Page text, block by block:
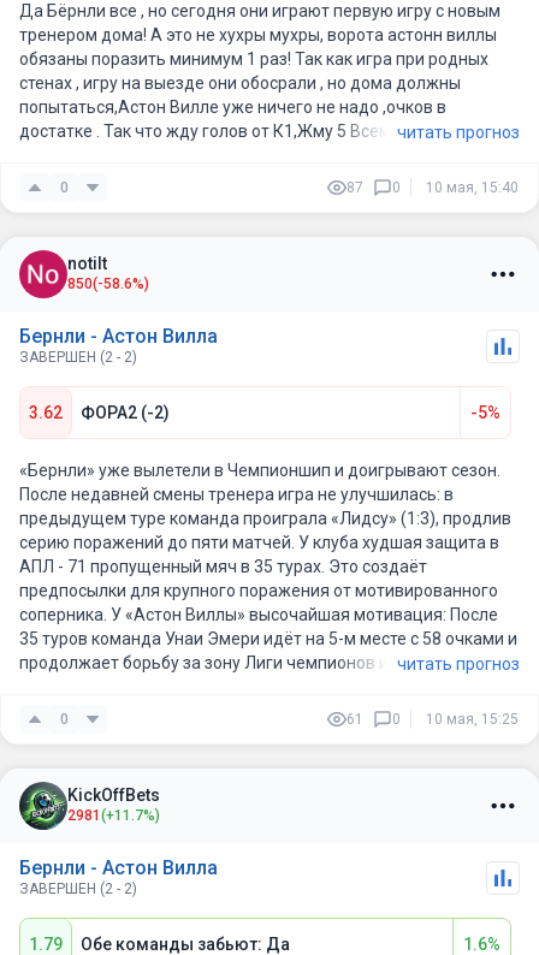
Да Бёрнли все , но сегодня они играют первую игру с новым
тренером дома! А это не хухры мухры, ворота астонн виллы
обязаны поразить минимум 1 раз! Так как игра при родных
стенах , игру на выезде они обосрали , но дома должны
попытаться,Астон Вилле уже ничего не надо ,очков в
достатке . Так что жду голов от К1,Жму 5 Всем БАБРА!)))
читать прогноз
0 87 0 10 мая, 15:40
notilt
850(-58.6%)
Бернли - Астон Вилла
ЗАВЕРШЕН (2 - 2)
3.62 ФОРА2 (-2) -5%
«Бернли» уже вылетели в Чемпионшип и доигрывают сезон.
После недавней смены тренера игра не улучшилась: в
предыдущем туре команда проиграла «Лидсу» (1:3), продлив
серию поражений до пяти матчей. У клуба худшая защита в
АПЛ - 71 пропущенный мяч в 35 турах. Это создаёт
предпосылки для крупного поражения от мотивированного
соперника. У «Астон Виллы» высочайшая мотивация: После
35 туров команда Унаи Эмери идёт на 5-м месте с 58 очками и
продолжает борьбу за зону Лиги чемпионов и бронзу,
очка. «Вилла» только что вышла в финал Лиги Европы,
разгромив в ответном полуфинале «Ноттингем Форест» (4:0).
которых нет турнирной мотивации.
читать прогноз
0 61 0 10 мая, 15:25
KickOffBets
2981 (+11.7%)
Бернли - Астон Вилла
ЗАВЕРШЕН (2 - 2)
1.79 Обе команды забьют: Да 1.6%